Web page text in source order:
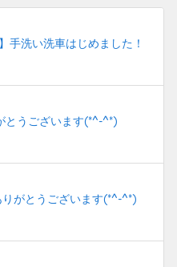
手洗い洗車はじめました！
とうございます(*^-^*)
がとうございます(*^-^*)